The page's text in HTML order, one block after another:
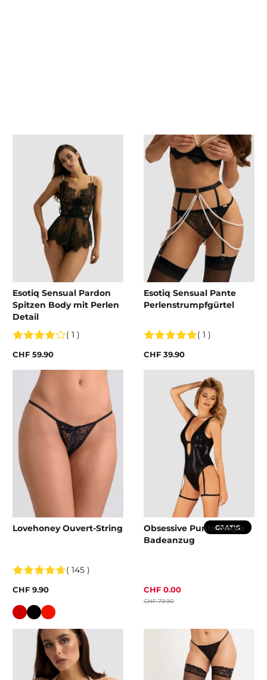
Esotiq Sensual Pardon
Spitzen Body mit Perlen
Detail
( 1 )
CHF 59.90
Esotiq Sensual Pante
Perlenstrumpfgürtel
( 1 )
CHF 39.90
Lovehoney Ouvert-String
( 145 )
CHF 9.90
Farbe
GRATIS
Obsessive Punta Negra
Badeanzug
CHF 0.00
CHF 79.90